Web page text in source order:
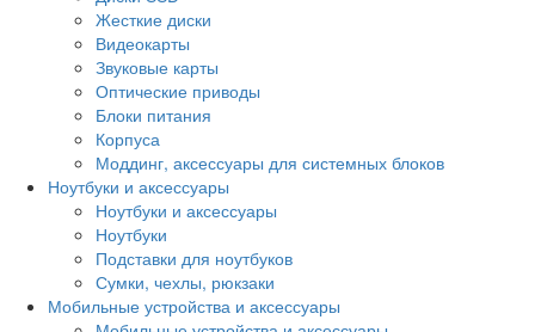
Жесткие диски
Видеокарты
Звуковые карты
Оптические приводы
Блоки питания
Корпуса
Моддинг, аксессуары для системных блоков
Ноутбуки и аксессуары
Ноутбуки и аксессуары
Ноутбуки
Подставки для ноутбуков
Сумки, чехлы, рюкзаки
Мобильные устройства и аксессуары